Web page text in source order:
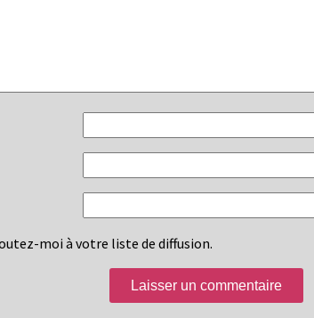
moi à votre liste de diffusion.